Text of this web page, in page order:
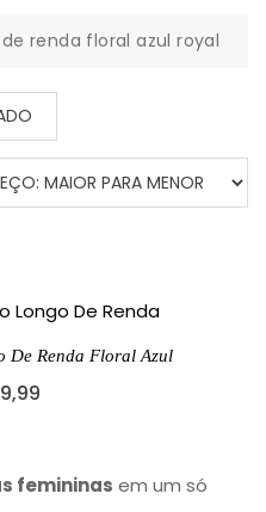
renda floral azul royal
De Renda Floral Azul
femininas em um só